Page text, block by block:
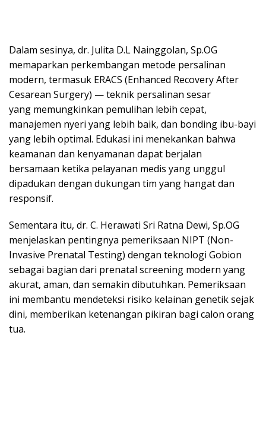
Dalam sesinya, dr. Julita D.L Nainggolan, Sp.OG
memaparkan perkembangan metode persalinan
modern, termasuk ERACS (Enhanced Recovery After
Cesarean Surgery) — teknik persalinan sesar
yang memungkinkan pemulihan lebih cepat,
manajemen nyeri yang lebih baik, dan bonding ibu-bayi
yang lebih optimal. Edukasi ini menekankan bahwa
keamanan dan kenyamanan dapat berjalan
bersamaan ketika pelayanan medis yang unggul
dipadukan dengan dukungan tim yang hangat dan
responsif.
Sementara itu, dr. C. Herawati Sri Ratna Dewi, Sp.OG
menjelaskan pentingnya pemeriksaan NIPT (Non-
Invasive Prenatal Testing) dengan teknologi Gobion
sebagai bagian dari prenatal screening modern yang
akurat, aman, dan semakin dibutuhkan. Pemeriksaan
ini membantu mendeteksi risiko kelainan genetik sejak
dini, memberikan ketenangan pikiran bagi calon orang
tua.